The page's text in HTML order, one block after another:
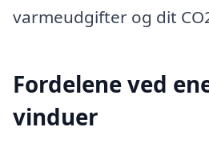
varmeudgifter og dit
Fordelene ved
vinduer